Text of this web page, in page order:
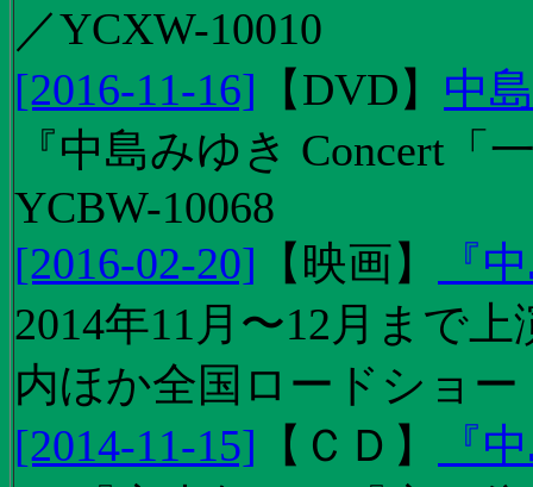
／YCXW-10010
[2016-11-16] 【DVD】 中
『中島みゆき Concert
YCBW-10068
[2016-02-20] 【 映画】
『
2014年11月〜12月まで
内ほか全国ロードショー
[2014-11-15] 【 ＣＤ 】
『